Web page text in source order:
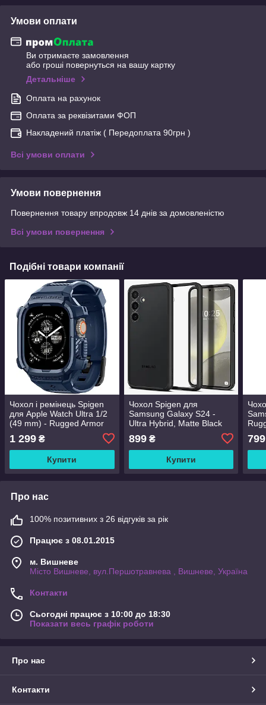
Умови оплати
Ви отримаєте замовлення
або гроші повернуться на вашу картку
Детальніше
Оплата на рахунок
Оплата за реквізитами ФОП
Накладений платіж ( Передоплата 90грн )
Всі умови оплати
Умови повернення
Повернення товару впродовж 14 днів за домовленістю
Всі умови повернення
Подібні товари компанії
Чохол і ремінець Spigen
для Apple Watch Ultra 1/2
(49 mm) - Rugged Armor
(ACS07389)
1 299 ₴
Купити
Чохол Spigen для
Samsung Galaxy S24 -
Ultra Hybrid, Matte Black
899₴
Купити
799
Про нас
100% позитивних з 26 відгуків за рік
Працює з 08.01.2015
м. Вишневе
Місто Вишневе, вул.Першотравнева , Вишневе, Україна
Контакти
Сьогодні працює з 10:00 до 18:30
Показати весь графік роботи
Про нас
Контакти